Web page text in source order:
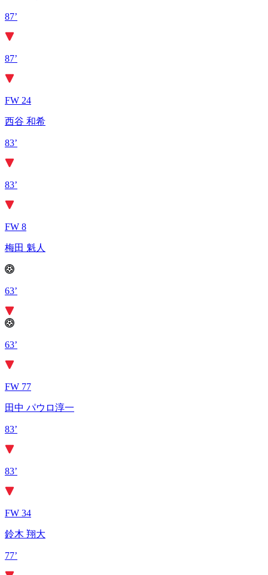
87’
87’
FW 24
西谷 和希
83’
83’
FW 8
梅田 魁人
63’
63’
FW 77
田中 パウロ淳一
83’
83’
FW 34
鈴木 翔大
77’